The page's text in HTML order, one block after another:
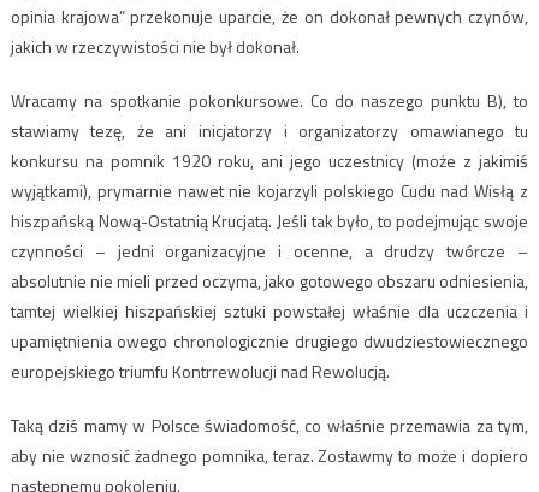
opinia krajowa” przekonuje uparcie, że on dokonał pewnych czynów,
jakich w rzeczywistości nie był dokonał.
Wracamy na spotkanie pokonkursowe. Co do naszego punktu B), to
stawiamy tezę, że ani inicjatorzy i organizatorzy omawianego tu
konkursu na pomnik 1920 roku, ani jego uczestnicy (może z jakimiś
wyjątkami), prymarnie nawet nie kojarzyli polskiego Cudu nad Wisłą z
hiszpańską Nową-Ostatnią Krucjatą. Jeśli tak było, to podejmując swoje
czynności – jedni organizacyjne i ocenne, a drudzy twórcze –
absolutnie nie mieli przed oczyma, jako gotowego obszaru odniesienia,
tamtej wielkiej hiszpańskiej sztuki powstałej właśnie dla uczczenia i
upamiętnienia owego chronologicznie drugiego dwudziestowiecznego
europejskiego triumfu Kontrrewolucji nad Rewolucją.
Taką dziś mamy w Polsce świadomość, co właśnie przemawia za tym,
aby nie wznosić żadnego pomnika, teraz. Zostawmy to może i dopiero
następnemu pokoleniu.